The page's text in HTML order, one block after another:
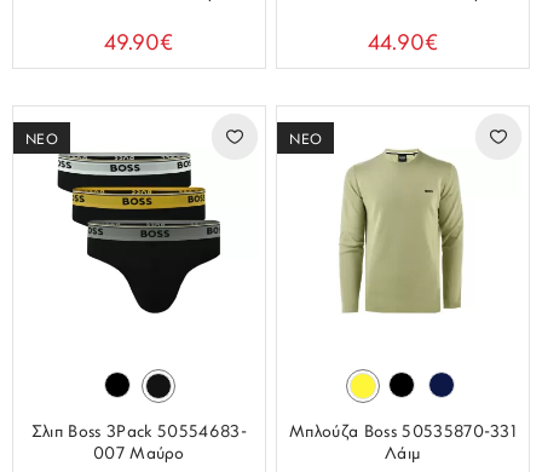
49.90€ 44.90€
ΝΕΟ
Σλιπ Boss 3Pack 50554683-
007 Μαύρο
ΝΕΟ
Μπλούζα Boss 50535870-331
Λάιμ